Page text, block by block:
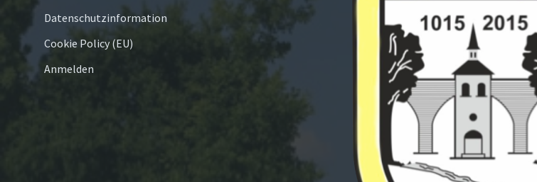
Datenschutzinformation
Cookie Policy (EU)
Anmelden